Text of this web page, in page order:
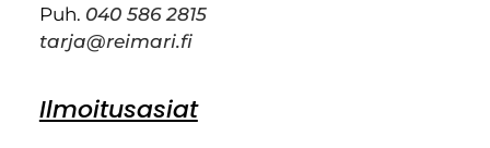
Puh. 040 586 2815
tarja@reimari.fi
Ilmoitusasiat